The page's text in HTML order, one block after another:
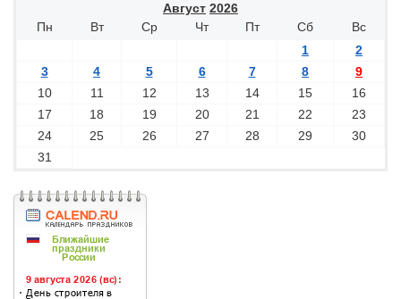
Август 2026
Пн
Вт Ср Чт Пт Сб
Вс
1
2
3
4 5 6 7 8
9
10
11 12 13 14 15
16
17
18 19 20 21 22
23
24
25 26 27 28 29
30
31